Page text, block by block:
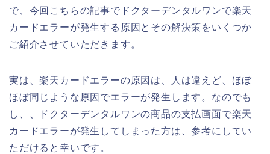
で、今回こちらの記事でドクターデンタルワンで楽天
カードエラーが発生する原因とその解決策をいくつか
ご紹介させていただきます。
実は、楽天カードエラーの原因は、人は違えど、ほぼ
ほぼ同じような原因でエラーが発生します。なのでも
し、、ドクターデンタルワンの商品の支払画面で楽天
カードエラーが発生してしまった方は、参考にしてい
ただけると幸いです。